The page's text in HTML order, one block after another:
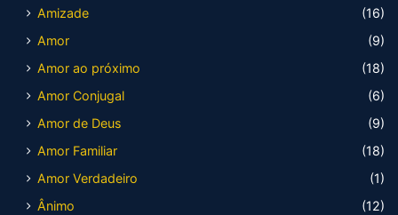
Amizade
(16)
Amor
(9)
Amor ao próximo
(18)
Amor Conjugal
(6)
Amor de Deus
(9)
Amor Familiar
(18)
Amor Verdadeiro
(1)
Ânimo
(12)